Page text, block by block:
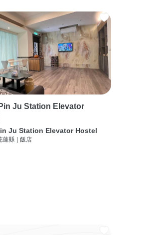
Ju Station Elevator
Ju Station Elevator Hostel
蓮縣 飯店